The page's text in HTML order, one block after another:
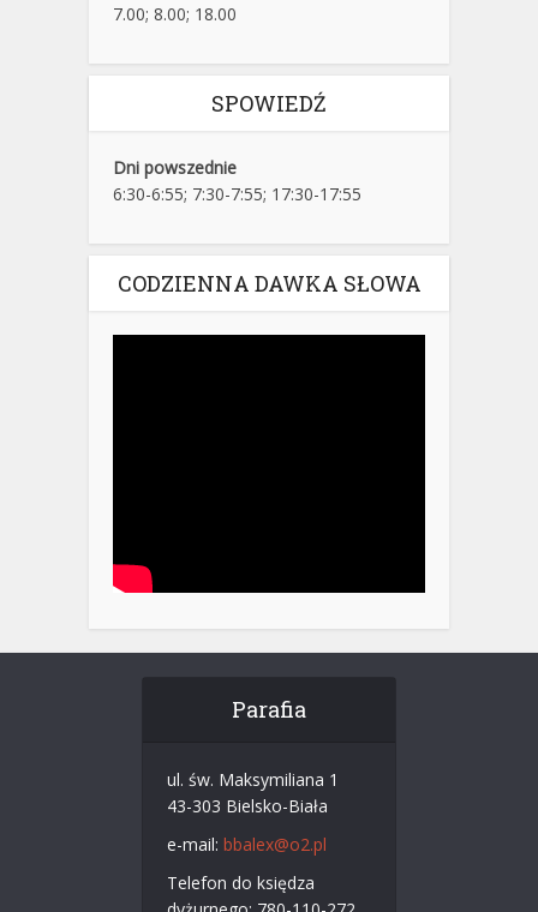
7.00; 8.00; 18.00
SPOWIEDŹ
Dni powszednie
6:30-6:55; 7:30-7:55; 17:30-17:55
CODZIENNA DAWKA SŁOWA
Parafia
ul. św. Maksymiliana 1
43-303 Bielsko-Biała
e-mail: bbalex@o2.pl
Telefon do księdza